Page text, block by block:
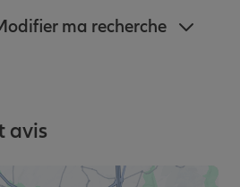
ma recherche
avis